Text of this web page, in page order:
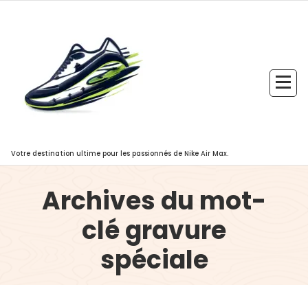
Votre destination ultime pour les passionnés de Nike Air Max.
Archives du mot-
clé gravure
spéciale